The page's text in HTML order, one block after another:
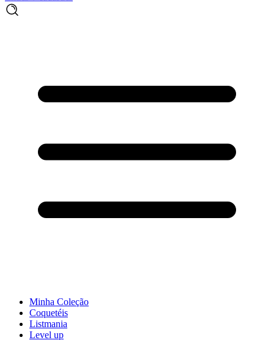
Minha Coleção
Coquetéis
Listmania
Level up